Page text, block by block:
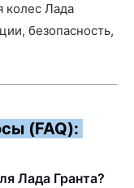
колес Лада
безопасность,
(FAQ):
Лада Гранта?